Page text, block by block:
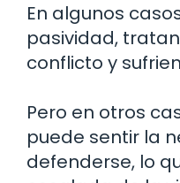
En algunos
pasividad,
conflicto y
Pero en otros
puede sentir la
defenderse, lo